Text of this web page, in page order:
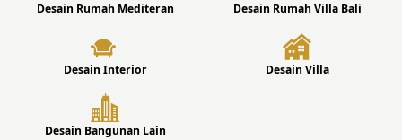
Desain Rumah Mediteran Desain Rumah Villa Bali
Desain Interior Desain Villa
Desain Bangunan Lain